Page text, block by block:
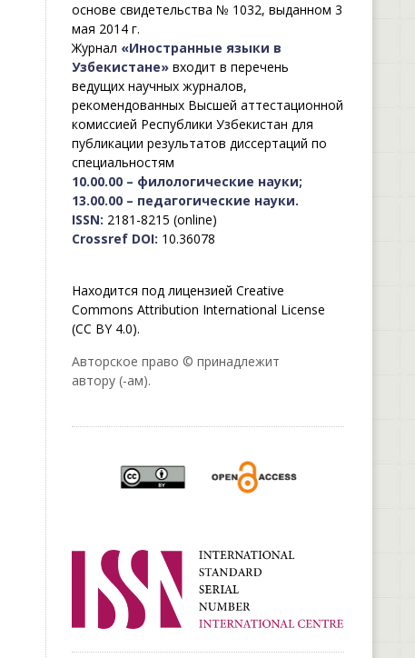
основе свидетельства № 1032, выданном 3
мая 2014 г.
Журнал «Иностранные языки в
Узбекистане»входит в перечень
ведущих научных журналов,
рекомендованных Высшей аттестационной
комиссией Республики Узбекистан для
публикации результатов диссертаций по
специальностям
10.00.00 – филологические науки;
13.00.00 – педагогические науки.
ISSN: 2181-8215 (online)
Crossref DOI: 10.36078
Находится под лицензией Creative
Commons Attribution International License
(CC BY 4.0).
Авторское право © принадлежит
автору (-ам).